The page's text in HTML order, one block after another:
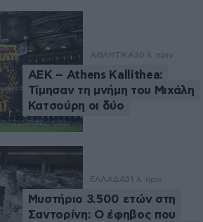
ΑΘΛΗΤΙΚΑ30 λ. πριν
ΑΕΚ – Athens Kallithea:
Τίμησαν τη μνήμη του Μιχάλη
Κατσούρη οι δύο
ΕΛΛΑΔΑ31 λ. πριν
Μυστήριο 3.500 ετών στη
Σαντορίνη: Ο έφηβος που